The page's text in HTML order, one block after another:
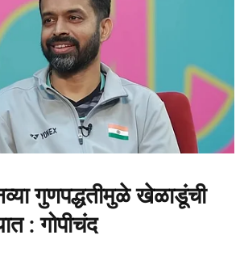
गुणपद्धतीमुळे खेळाडूंची
: गोपीचंद